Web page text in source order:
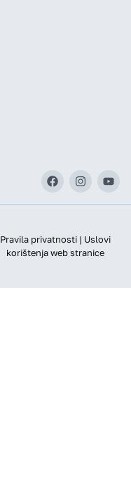
Pravila privatnosti | Uslovi
korištenja web stranice